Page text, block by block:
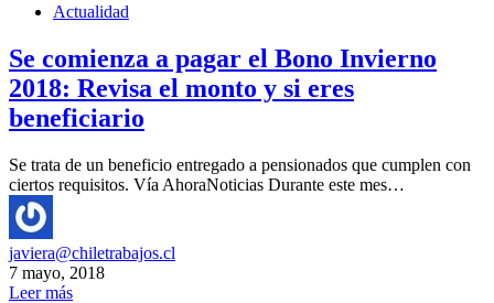
Actualidad
Se comienza a pagar el Bono Invierno
2018: Revisa el monto y si eres
beneficiario
Se trata de un beneficio entregado a pensionados que cumplen con
ciertos requisitos. Vía AhoraNoticias Durante este mes…
javiera@chiletrabajos.cl
7 mayo, 2018
Leer más